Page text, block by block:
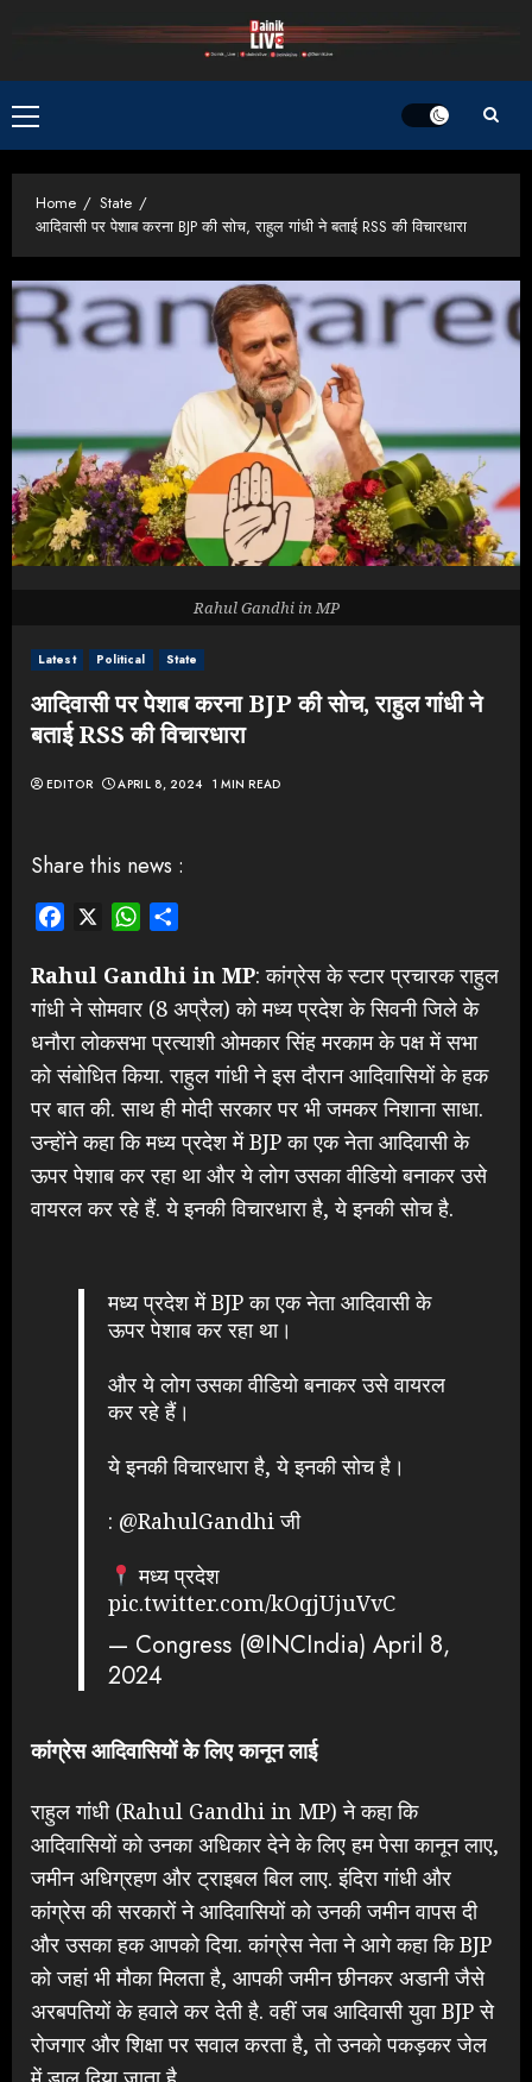
Primary
Menu
Home
State
आदिवासी पर पेशाब करना BJP की सोच, राहुल गांधी ने बताई RSS की विचारधारा
Latest Political State
आदिवासी पर पेशाब करना BJP की सोच, राहुल गांधी ने
बताई RSS की विचारधारा
EDITOR APRIL 8, 2024 1 MIN READ
Rahul Gandhi in MP
Share this news :
Facebook WhatsApp
Rahul Gandhi in MP: कांग्रेस के स्टार प्रचारक राहुल
गांधी ने सोमवार (8 अप्रैल) को मध्य प्रदेश के सिवनी जिले के
धनौरा लोकसभा प्रत्याशी ओमकार सिंह मरकाम के पक्ष में सभा
को संबोधित किया. राहुल गांधी ने इस दौरान आदिवासियों के हक
पर बात की. साथ ही मोदी सरकार पर भी जमकर निशाना साधा.
उन्होंने कहा कि मध्य प्रदेश में BJP का एक नेता आदिवासी के
ऊपर पेशाब कर रहा था और ये लोग उसका वीडियो बनाकर उसे
वायरल कर रहे हैं. ये इनकी विचारधारा है, ये इनकी सोच है.
मध्य प्रदेश में BJP का एक नेता आदिवासी के
ऊपर पेशाब कर रहा था।
और ये लोग उसका वीडियो बनाकर उसे वायरल
कर रहे हैं।
ये इनकी विचारधारा है, ये इनकी सोच है।
: @RahulGandhi जी
मध्य प्रदेश
pic.twitter.com/kOqjUjuVvC
— Congress (@INCIndia)April 8,
2024
कांग्रेस आदिवासियों के लिए कानून लाई
राहुल गांधी (Rahul Gandhi in MP) ने कहा कि
आदिवासियों को उनका अधिकार देने के लिए हम पेसा कानून लाए,
जमीन अधिग्रहण और ट्राइबल बिल लाए. इंदिरा गांधी और
कांग्रेस की सरकारों ने आदिवासियों को उनकी जमीन वापस दी
और उसका हक आपको दिया. कांग्रेस नेता ने आगे कहा कि BJP
को जहां भी मौका मिलता है, आपकी जमीन छीनकर अडानी जैसे
अरबपतियों के हवाले कर देती है. वहीं जब आदिवासी युवा BJP से
रोजगार और शिक्षा पर सवाल करता है, तो उनको पकड़कर जेल